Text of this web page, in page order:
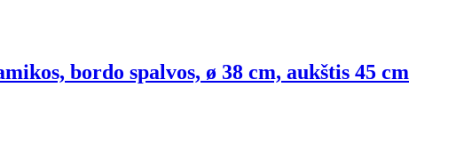
bordo spalvos, ø 38 cm, aukštis 45 cm